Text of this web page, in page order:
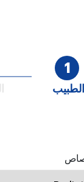
1
الطبيب